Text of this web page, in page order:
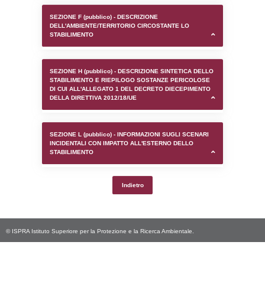
SEZIONE A1 (pubblico) - INFORMAZIONI
SEZIONE D (pubblico) - INFORMAZIONI
AUTORIZZAZIONI/CERTIFICAZIONI E
CONTROLLO A CUI è SOGGETTO LO
SEZIONE F (pubblico) - DESCRIZIONE
SEZIONE H (pubblico) - DESCRIZIONE
STABILIMENTO E RIEPILOGO SOSTANZE